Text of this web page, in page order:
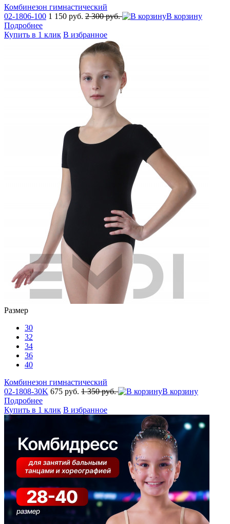
Комбинезон гимнастический
02-1806-100 1 150 руб. 2 300 руб.
В корзину
Подробнее
Купить в 1 клик В избранное
Размер
30
32
34
36
40
Комбинезон гимнастический
02-1808-30K 675 руб. 1 350 руб.
В корзину
Подробнее
Купить в 1 клик В избранное